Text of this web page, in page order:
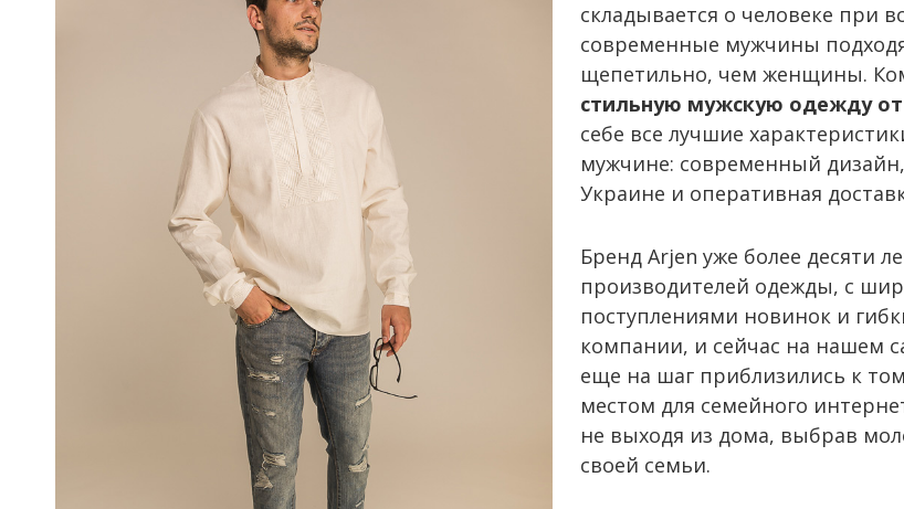
складывается о человеке при
современные мужчины
щепетильно, чем женщины.
стильную мужскую одежду от
себе все лучшие
мужчине: современный
Украине и оперативная
Бренд Arjen уже более десяти
производителей одежды, с
поступлениями новинок и
компании, и сейчас на нашем
еще на шаг приблизились к
местом для семейного
не выходя из дома, выбрав
своей семьи.